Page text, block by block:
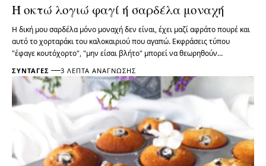
Ή οκτώ λογιώ φαγί ή σαρδέλα μοναχή
Η δική μου σαρδέλα μόνο μοναχή δεν είναι, έχει μαζί αφράτο πουρέ και
αυτό το χορταράκι του καλοκαιριού που αγαπώ. Εκφράσεις τύπου
"έφαγε κουτόχορτο", "μην είσαι βλήτο" μπορεί να θεωρηθούν…
ΣΥΝΤΑΓΈΣ 3 ΛΕΠΤΆ ΑΝΆΓΝΩΣΗΣ